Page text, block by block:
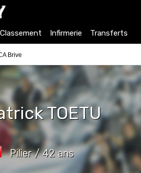
Classement Infirmerie Transferts
Brive
TOETU
Pilier / 42 ans